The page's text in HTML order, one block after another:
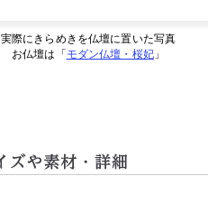
実際にきらめきを仏壇に置いた写真
お仏壇は「 モダン仏壇・桜妃」